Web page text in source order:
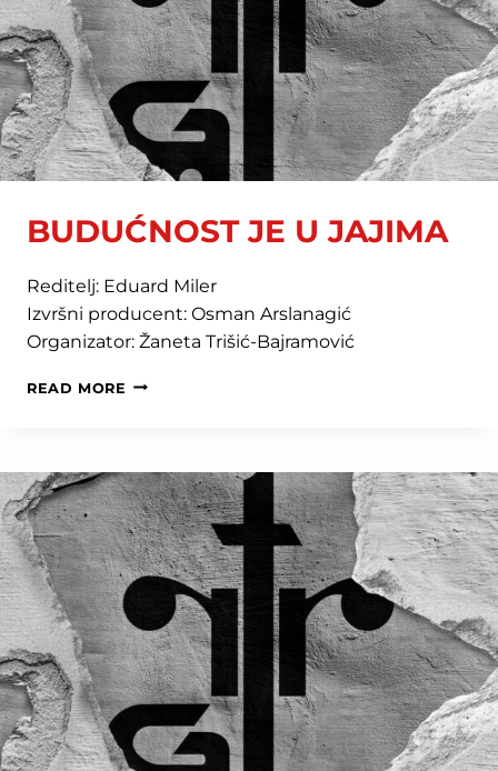
BUDUĆNOST JE U JAJIMA
Reditelj: Eduard Miler
Izvršni producent: Osman Arslanagić
Organizator: Žaneta Trišić-Bajramović
READ MORE BUDUĆNOST